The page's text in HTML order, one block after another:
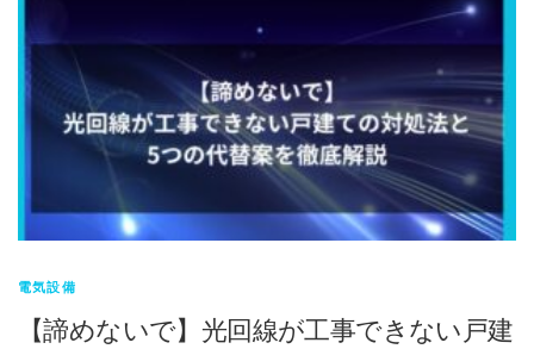
電気設備
【諦めないで】光回線が工事できない戸建